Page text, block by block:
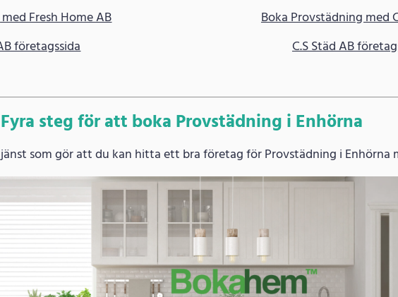
Fresh Home AB
företagssida
Boka Provstädning med
C.S Städ AB
Fyra steg för att boka Provstädning i Enhörna
som gör att du kan hitta ett bra företag för Provstädning i Enhörna